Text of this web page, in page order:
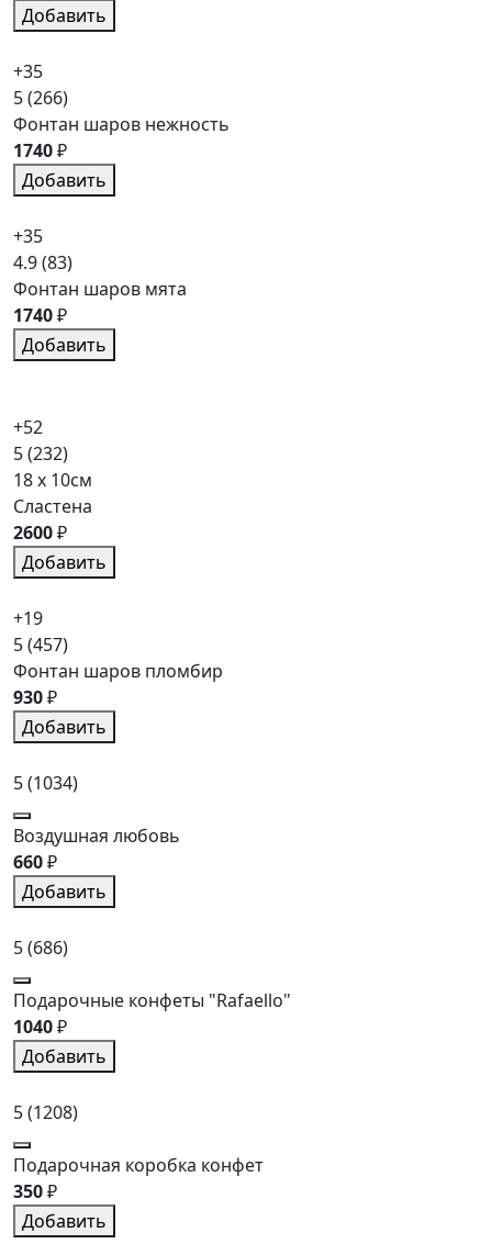
Добавить
+35
5(266)
Фонтан шаров нежность
1740₽
Добавить
+35
4.9(83)
Фонтан шаров мята
1740₽
Добавить
+52
5(232)
18 x 10см
Сластена
2600₽
Добавить
+19
5(457)
Фонтан шаров пломбир
930₽
Добавить
5(1034)
Воздушная любовь
660₽
Добавить
5(686)
Подарочные конфеты "Rafaello"
1040₽
Добавить
5(1208)
Подарочная коробка конфет
350₽
Добавить